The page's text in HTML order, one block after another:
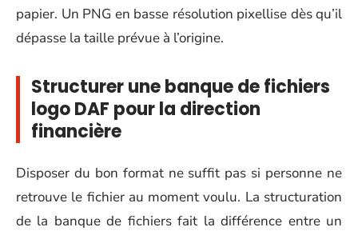
papier. Un PNG en basse résolution pixellise dès qu’il
dépasse la taille prévue à l’origine.
Structurer une banque de fichiers
logo DAF pour la direction
financière
Disposer du bon format ne suffit pas si personne ne
retrouve le fichier au moment voulu. La structuration
de la banque de fichiers fait la différence entre un